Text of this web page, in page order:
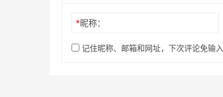
*昵称：
记住昵称、邮箱和网址，下次评论免输入